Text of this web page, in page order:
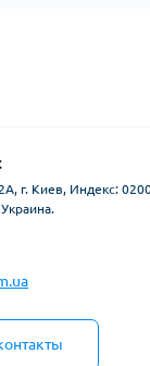
г. Киев, Индекс: